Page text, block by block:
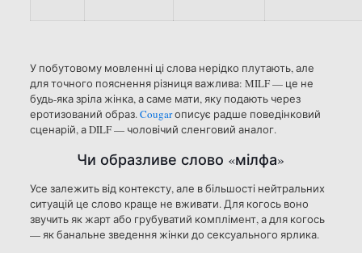
У побутовому мовленні ці слова нерідко плутають, але
для точного пояснення різниця важлива: MILF — це не
будь-яка зріла жінка, а саме мати, яку подають через
еротизований образ.Cougarописує радше поведінковий
сценарій, а DILF — чоловічий сленговий аналог.
Чи образливе слово «мілфа»
Усе залежить від контексту, але в більшості нейтральних
ситуацій це слово краще не вживати. Для когось воно
звучить як жарт або грубуватий комплімент, а для когось
— як банальне зведення жінки до сексуального ярлика.